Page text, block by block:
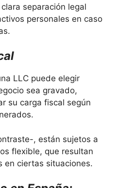
separación legal
personales en caso
LLC puede elegir
sea gravado,
su carga fiscal según
, están sujetos a
flexible, que resultan
en ciertas situaciones.